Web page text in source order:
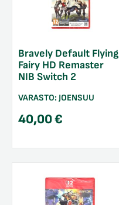
Bravely Default Flying
Fairy HD Remaster
NIB Switch 2
VARASTO: JOENSUU
40,00€